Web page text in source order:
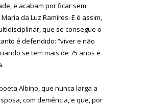
e acabam por ficar sem
da Luz Ramires. E é assim,
que se consegue o
é defendido: “viver e não
se tem mais de 75 anos e
Albino, que nunca larga a
com demência, e que, por